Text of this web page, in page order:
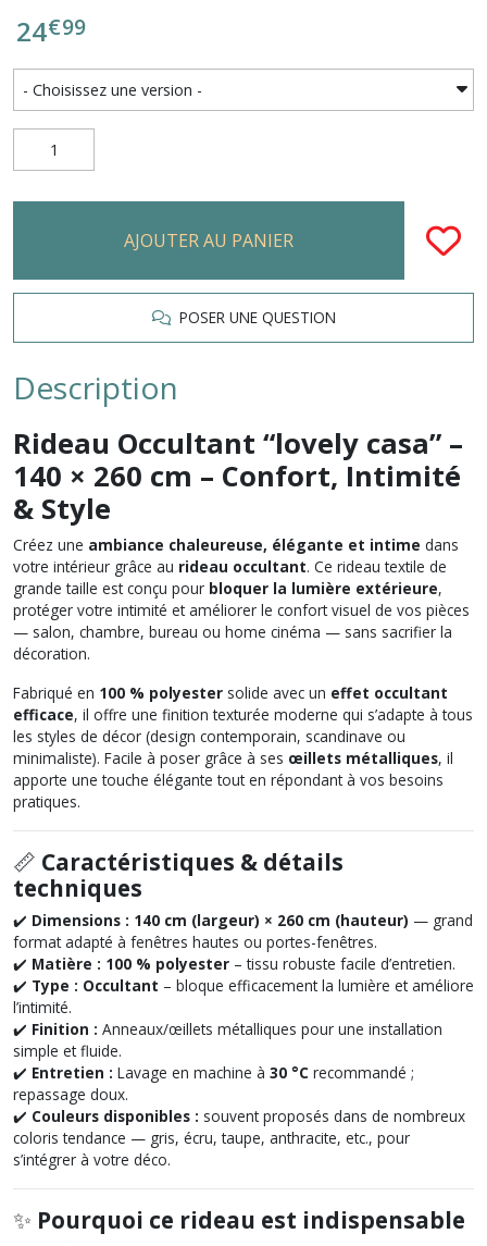
24€99
AJOUTER AU PANIER
POSER UNE QUESTION
Description
Rideau Occultant “lovely casa” –
140 × 260 cm – Confort, Intimité
& Style
Créez une ambiance chaleureuse, élégante et intime dans
votre intérieur grâce au rideau occultant. Ce rideau textile de
grande taille est conçu pour bloquer la lumière extérieure,
protéger votre intimité et améliorer le confort visuel de vos pièces
— salon, chambre, bureau ou home cinéma — sans sacrifier la
décoration.
Fabriqué en 100 % polyester solide avec un effet occultant
efficace, il offre une finition texturée moderne qui s’adapte à tous
les styles de décor (design contemporain, scandinave ou
minimaliste). Facile à poser grâce à ses œillets métalliques, il
apporte une touche élégante tout en répondant à vos besoins
pratiques.
📏 Caractéristiques & détails
techniques
✔️ Dimensions : 140 cm (largeur) × 260 cm (hauteur) — grand
format adapté à fenêtres hautes ou portes-fenêtres.
✔️ Matière : 100 % polyester – tissu robuste facile d’entretien.
✔️ Type : Occultant – bloque efficacement la lumière et améliore
l’intimité.
✔️ Finition : Anneaux/œillets métalliques pour une installation
simple et fluide.
✔️ Entretien : Lavage en machine à 30 °C recommandé ;
repassage doux.
✔️ Couleurs disponibles : souvent proposés dans de nombreux
coloris tendance — gris, écru, taupe, anthracite, etc., pour
s’intégrer à votre déco.
✨ Pourquoi ce rideau est indispensable